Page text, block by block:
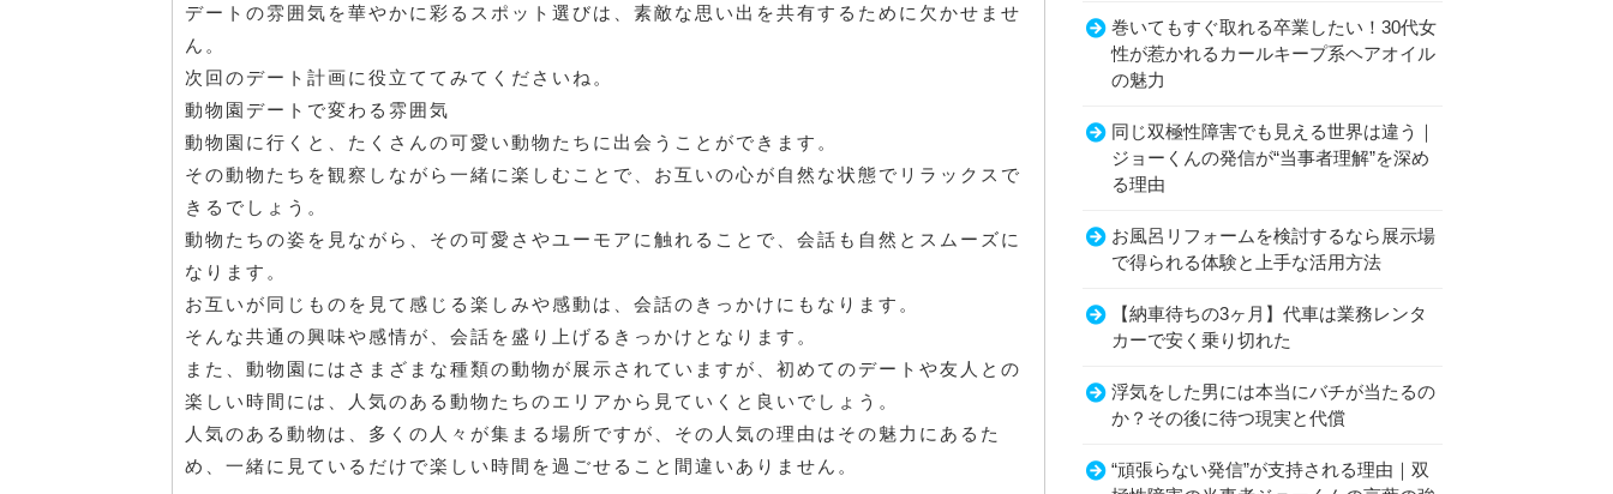
デートの雰囲気を華やかに彩るスポット選びは、素敵な思い出を共有するために欠かせませ
ん。
次回のデート計画に役立ててみてくださいね。
動物園デートで変わる雰囲気
動物園に行くと、たくさんの可愛い動物たちに出会うことができます。
その動物たちを観察しながら一緒に楽しむことで、お互いの心が自然な状態でリラックスで
きるでしょう。
動物たちの姿を見ながら、その可愛さやユーモアに触れることで、会話も自然とスムーズに
なります。
お互いが同じものを見て感じる楽しみや感動は、会話のきっかけにもなります。
そんな共通の興味や感情が、会話を盛り上げるきっかけとなります。
また、動物園にはさまざまな種類の動物が展示されていますが、初めてのデートや友人との
楽しい時間には、人気のある動物たちのエリアから見ていくと良いでしょう。
人気のある動物は、多くの人々が集まる場所ですが、その人気の理由はその魅力にあるた
め、一緒に見ているだけで楽しい時間を過ごせること間違いありません。
巻いてもすぐ取れる卒業したい！30代女
性が惹かれるカールキープ系ヘアオイル
の魅力
同じ双極性障害でも見える世界は違う｜
ジョーくんの発信が“当事者理解”を深め
る理由
お風呂リフォームを検討するなら展示場
で得られる体験と上手な活用方法
【納車待ちの3ヶ月】代車は業務レンタ
カーで安く乗り切れた
浮気をした男には本当にバチが当たるの
か？その後に待つ現実と代償
“頑張らない発信”が支持される理由｜双